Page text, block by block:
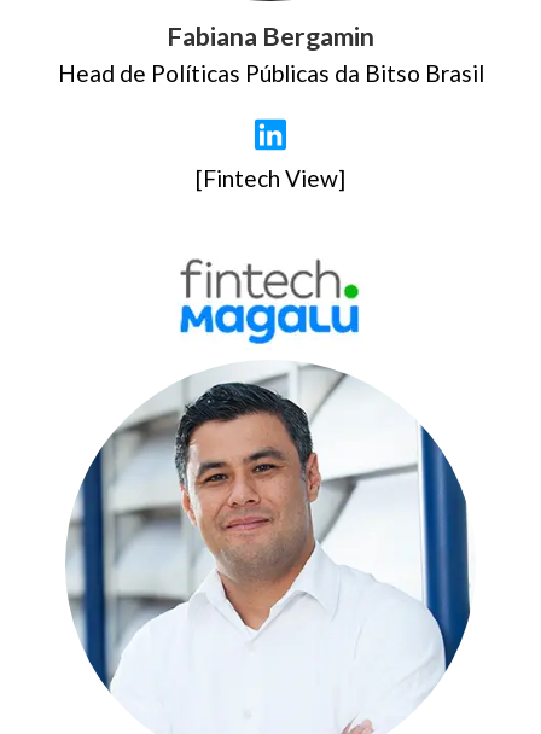
Fabiana Bergamin
Head de Políticas Públicas da Bitso Brasil
[Fintech View]